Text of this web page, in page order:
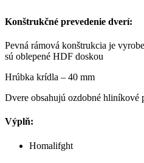
Konštrukčné prevedenie dverí:
Pevná rámová konštrukcia je
sú oblepené HDF doskou
Hrúbka krídla – 40 mm
Dvere obsahujú ozdobné hliníkové
Výplň:
Homalifght